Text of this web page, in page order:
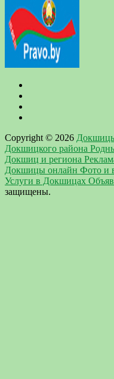
Copyright © 2026 Докшицы
Докшицкого района
Докшиц и региона
Докшицы онлайн Фото и
Услуги в Докшицах
защищены.